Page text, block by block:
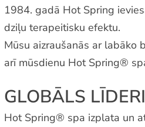
1984. gadā Hot Spring
dziļu terapeitisku efektu.
Mūsu aizraušanās ar labāko
arī mūsdienu Hot Spring®
GLOBĀLS
Hot Spring® spa izplata un